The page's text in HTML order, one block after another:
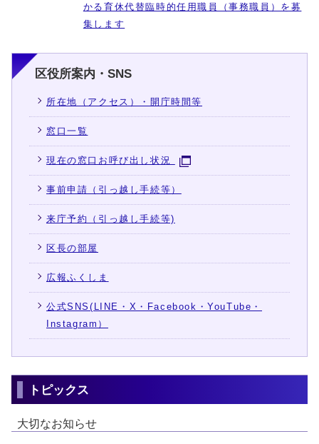
かる育休代替臨時的任用職員（事務職員）を募
集します
区役所案内・SNS
所在地（アクセス）・開庁時間等
窓口一覧
現在の窓口お呼び出し状況
事前申請（引っ越し手続等）
来庁予約（引っ越し手続等)
区長の部屋
広報ふくしま
公式SNS(LINE・X・Facebook・YouTube・
Instagram）
トピックス
大切なお知らせ